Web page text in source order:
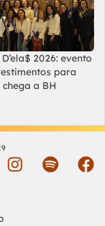
2026: evento
para
chega a BH